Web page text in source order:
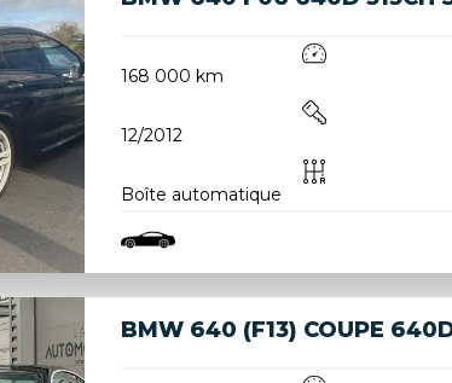
168 000 km
12/2012
Boîte automatique
BMW 640 (F13) COUPE 640D